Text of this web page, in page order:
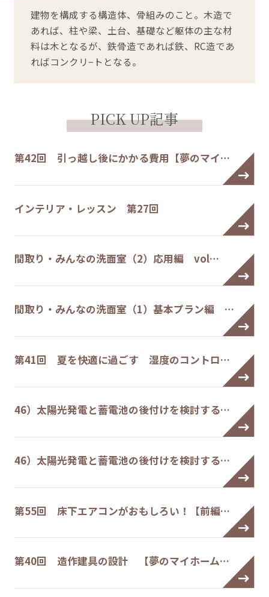
建物を構成する構造体、骨組みのこと。木造で
あれば、柱や梁、土台、基礎など躯体の主な材
料は木となるが、鉄骨造であれば鉄、RC造であ
ればコンクリ−トとなる。
PICK UP記事
第42回 引っ越し後にかかる費用【夢のマイ…
インテリア・レッスン 第27回
間取り・みんなの洗面室（2）応用編 vol…
間取り・みんなの洗面室（1）基本プラン編 …
第41回 夏を快適に過ごす 湿度のコントロ…
46）太陽光発電と蓄電池の後付けを検討する…
46）太陽光発電と蓄電池の後付けを検討する…
第55回 床下エアコンがおもしろい！【前編…
第40回 造作建具の設計 【夢のマイホーム…